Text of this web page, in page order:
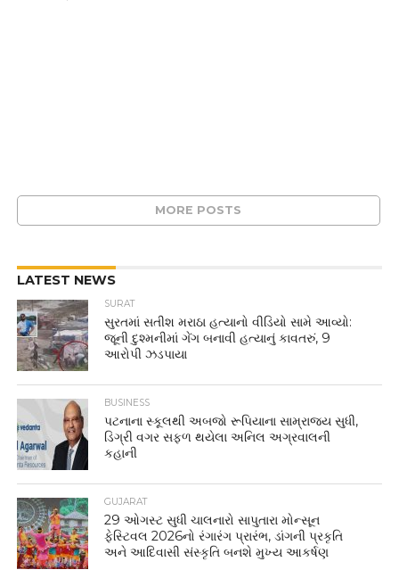
MORE POSTS
LATEST NEWS
SURAT
સુરતમાં સતીશ મરાઠા હત્યાનો વીડિયો સામે આવ્યો:
જૂની દુશ્મનીમાં ગેંગ બનાવી હત્યાનું કાવતરું, 9
આરોપી ઝડપાયા
BUSINESS
પટનાના સ્કૂલથી અબજો રૂપિયાના સામ્રાજ્ય સુધી,
ડિગ્રી વગર સફળ થયેલા અનિલ અગ્રવાલની
કહાની
GUJARAT
29 ઓગસ્ટ સુધી ચાલનારો સાપુતારા મોન્સૂન
ફેસ્ટિવલ 2026નો રંગારંગ પ્રારંભ, ડાંગની પ્રકૃતિ
અને આદિવાસી સંસ્કૃતિ બનશે મુખ્ય આકર્ષણ